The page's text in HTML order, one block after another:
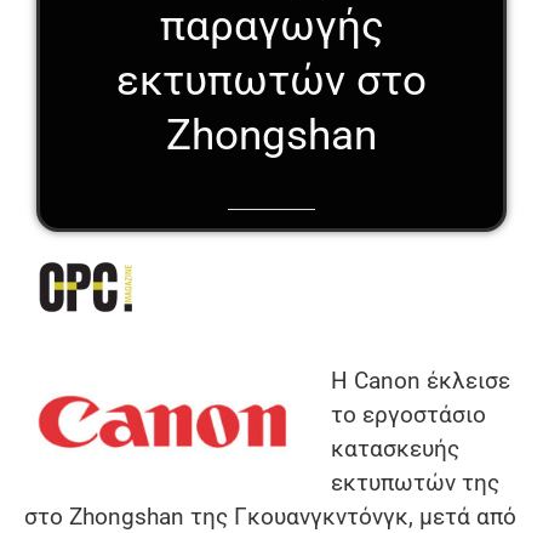
παραγωγής
εκτυπωτών στο
Zhongshan
Η Canon έκλεισε
το εργοστάσιο
κατασκευής
εκτυπωτών της
στο Zhongshan της Γκουανγκντόνγκ, μετά από